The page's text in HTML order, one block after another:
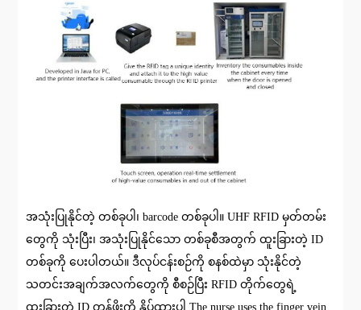
အသုံးပြုနိုင်တဲ့ တစ်ခုပါ၊ barcode တစ်ခုပါ။ UHF RFID မှတ်တမ်း
တွေကို သုံးပြီး၊ အသုံးပြုနိုင်သော တစ်ခုစီအတွက် ထူးခြားတဲ့ ID
တစ်ခုကို ပေးပါတယ်။ ဒီလုပ်ငန်းစဉ်ကို စနစ်ထဲမှာ သုံးနိုင်တဲ့
သတင်းအချက်အလက်တွေကို စီစဉ်ပြီး RFID တိုက်တွေရဲ့
ထူးခြားတဲ့ ID တန်ဖိုးကို နှိပ်ထားပါ The nurse uses the finger vein